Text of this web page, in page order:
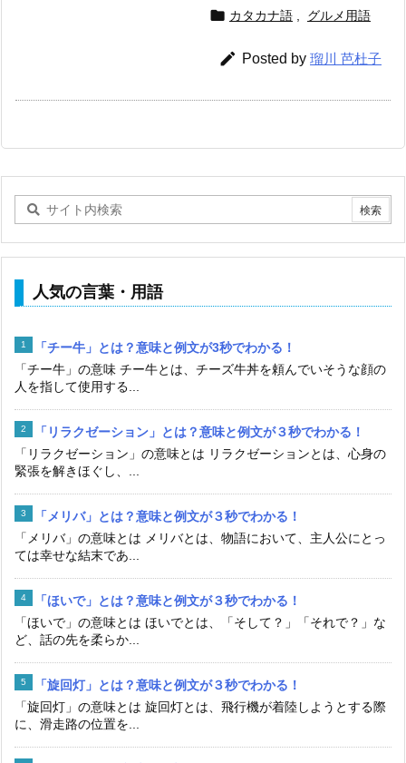
 カタカナ語 グルメ用語
 Posted by 瑠川 芭杜子
人気の言葉・用語
「チー牛」とは？意味と例文が3秒でわかる！
「チー牛」の意味 チー牛とは、チーズ牛丼を頼んでいそうな顔の
人を指して使用する...
「リラクゼーション」とは？意味と例文が３秒でわかる！
「リラクゼーション」の意味とは リラクゼーションとは、心身の
緊張を解きほぐし、...
「メリバ」とは？意味と例文が３秒でわかる！
「メリバ」の意味とは メリバとは、物語において、主人公にとっ
ては幸せな結末であ...
「ほいで」とは？意味と例文が３秒でわかる！
「ほいで」の意味とは ほいでとは、「そして？」「それで？」な
ど、話の先を柔らか...
「旋回灯」とは？意味と例文が３秒でわかる！
「旋回灯」の意味とは 旋回灯とは、飛行機が着陸しようとする際
に、滑走路の位置を...